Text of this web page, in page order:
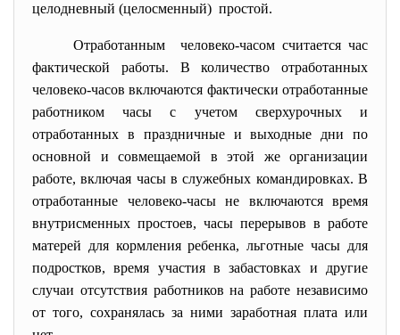
целодневный (целосменный) простой.
Отработанным человеко-часом считается час
фактической работы. В количество отработанных
человеко-часов включаются фактически отработанные
работником часы с учетом сверхурочных и
отработанных в праздничные и выходные дни по
основной и совмещаемой в этой же организации
работе, включая часы в служебных командировках. В
отработанные человеко-часы не включаются время
внутрисменных простоев, часы перерывов в работе
матерей для кормления ребенка, льготные часы для
подростков, время участия в забастовках и другие
случаи отсутствия работников на работе независимо
от того, сохранялась за ними заработная плата или